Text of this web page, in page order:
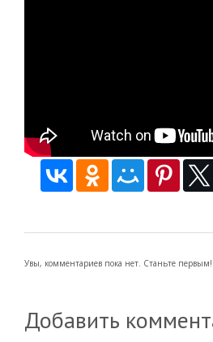
Увы, комментариев пока нет. Станьте первым!
Добавить